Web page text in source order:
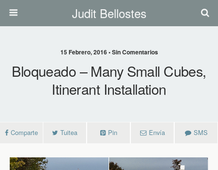
Judit Bellostes
15 Febrero, 2016 • Sin Comentarios
Bloqueado – Many Small Cubes,
Itinerant Installation
Comparte Tuitea Pin Envía SMS